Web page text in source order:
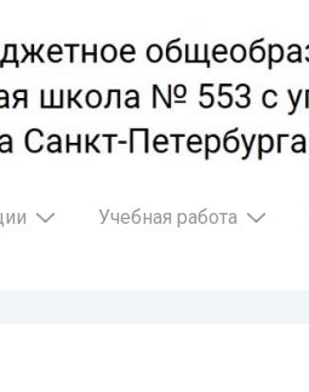
Учебная работа